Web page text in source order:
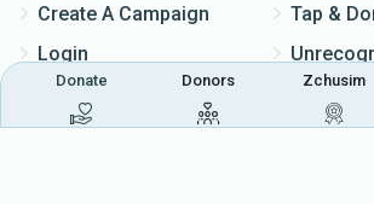
Create A Campaign
Login
Register
Tap &
Pricing
Terms &
Donate Donors Zchusim